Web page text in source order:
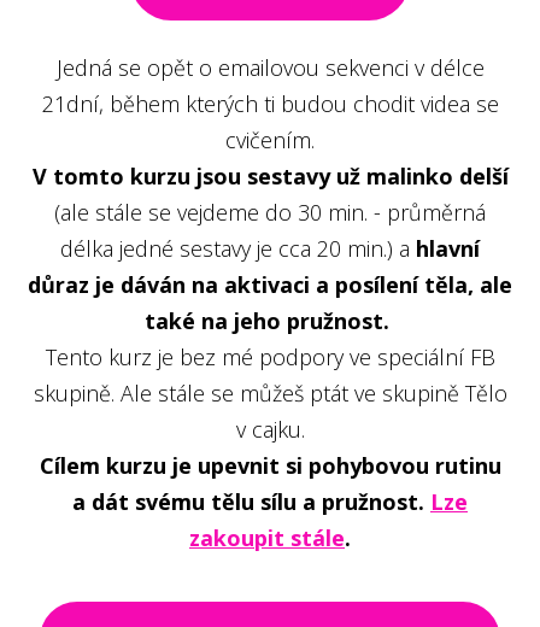
Jedná se opět o emailovou sekvenci v délce
21dní, během kterých ti budou chodit videa se
cvičením.
V tomto kurzu jsou sestavy už malinko delší
(ale stále se vejdeme do 30 min. - průměrná
délka jedné sestavy je cca 20 min.) a hlavní
důraz je dáván na aktivaci a posílení těla, ale
také na jeho pružnost.
Tento kurz je bez mé podpory ve speciální FB
skupině. Ale stále se můžeš ptát ve skupině Tělo
v cajku.
Cílem kurzu je upevnit si pohybovou rutinu
a dát svému tělu sílu a pružnost. Lze
zakoupit stále.